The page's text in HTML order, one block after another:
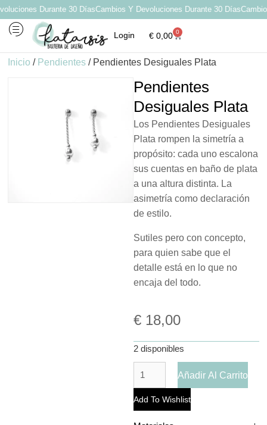
Durante 30 DíasCambios Y Devoluciones Durante 30 DíasCambios
Login €0,00 0
Inicio / Pendientes / Pendientes Desiguales Plata
Pendientes
Desiguales Plata
Los Pendientes Desiguales
Plata rompen la simetría a
propósito: cada uno escalona
sus cuentas en baño de plata
a una altura distinta. La
asimetría como declaración
de estilo.
Sutiles pero con concepto,
para quien sabe que el
detalle está en lo que no
encaja del todo.
€ 18,00
2 disponibles
Añadir Al Carrito
Add To Wishlist